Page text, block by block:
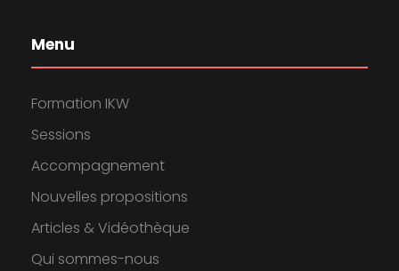
Menu
Formation IKW
Sessions
Accompagnement
Nouvelles propositions
Articles & Vidéothèque
Qui sommes-nous